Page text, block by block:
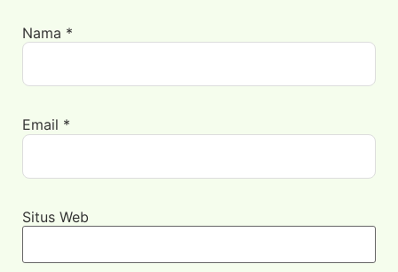
Nama *
Email *
Situs Web